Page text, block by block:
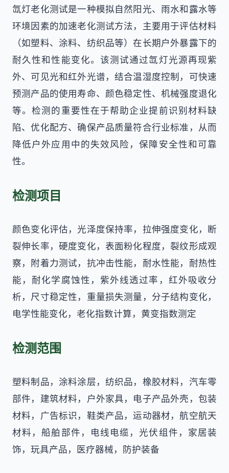
氙灯老化测试是一种模拟自然阳光、雨水和露水等
环境因素的加速老化测试方法，主要用于评估材料
（如塑料、涂料、纺织品等）在长期户外暴露下的
耐久性和性能变化。该测试通过氙灯光源再现紫
外、可见光和红外光谱，结合温湿度控制，可快速
预测产品的使用寿命、颜色稳定性、机械强度退化
等。检测的重要性在于帮助企业提前识别材料缺
陷、优化配方、确保产品质量符合行业标准，从而
降低户外应用中的失效风险，保障安全性和可靠
性。
检测项目
颜色变化评估，光泽度保持率，拉伸强度变化，断
裂伸长率，硬度变化，表面粉化程度，裂纹形成观
察，附着力测试，抗冲击性能，耐水性能，耐热性
能，耐化学腐蚀性，紫外线透过率，红外吸收分
析，尺寸稳定性，重量损失测量，分子结构变化，
电学性能变化，老化指数计算，黄变指数测定
检测范围
塑料制品，涂料涂层，纺织品，橡胶材料，汽车零
部件，建筑材料，户外家具，电子产品外壳，包装
材料，广告标识，鞋类产品，运动器材，航空航天
材料，船舶部件，电线电缆，光伏组件，家居装
饰，玩具产品，医疗器械，防护装备